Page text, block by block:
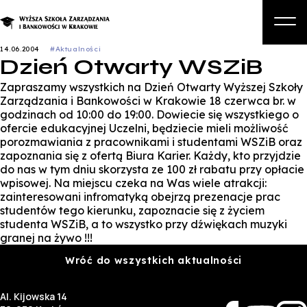
Studia
Studia podyplomowe i kursy
Kandydat
Student
Zapisz się na studia
14.06.2004 #Aktualności
Dzień Otwarty WSZiB
Zapraszamy wszystkich na Dzień Otwarty Wyższej Szkoły
Zarządzania i Bankowości w Krakowie 18 czerwca br. w
godzinach od 10:00 do 19:00. Dowiecie się wszystkiego o
ofercie edukacyjnej Uczelni, będziecie mieli możliwość
porozmawiania z pracownikami i studentami WSZiB oraz
zapoznania się z ofertą Biura Karier. Każdy, kto przyjdzie
do nas w tym dniu skorzysta ze 100 zł rabatu przy opłacie
wpisowej. Na miejscu czeka na Was wiele atrakcji:
zainteresowani infromatyką obejrzą prezenacje prac
studentów tego kierunku, zapoznacie się z życiem
studenta WSZiB, a to wszystko przy dźwiękach muzyki
granej na żywo !!!
Wróć do wszystkich aktualności
Al. Kijowska 14